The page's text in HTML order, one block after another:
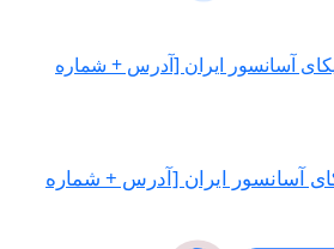
آسانسور ایران [آدرس + شماره